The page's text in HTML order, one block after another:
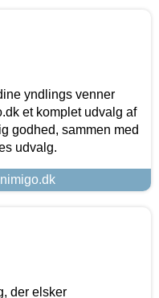
yndlings venner
et komplet udvalg af
godhed, sammen med
udvalg.
der elsker